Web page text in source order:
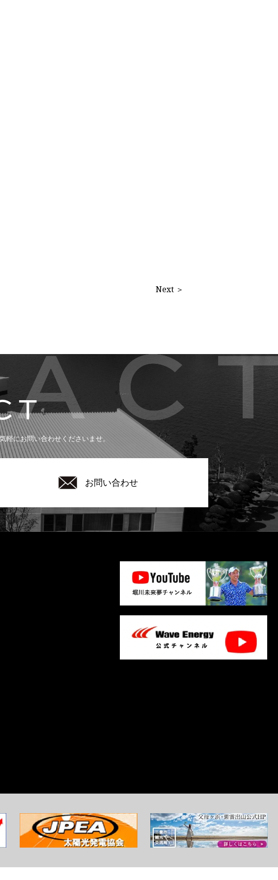
Next ＞
軽にお問い合わせくださいませ。
お問い合わせ